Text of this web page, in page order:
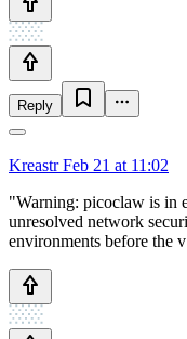
Reply
KreastrFeb 21 at 11:02
"Warning: picoclaw is in
unresolved network
environments before the